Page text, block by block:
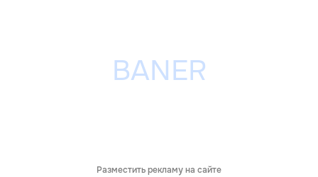
Разместить рекламу на сайте